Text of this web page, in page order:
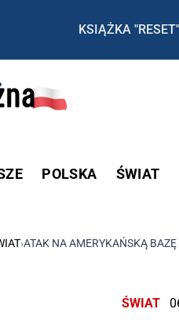
KSIĄŻKA
POLSKA ŚWIAT
›ATAK NA AMERYKAŃSKĄ
ŚWIAT